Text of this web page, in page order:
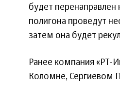
будет
полигона проведут
затем она будет
Ранее компания «РТ-
Коломне, Сергиевом